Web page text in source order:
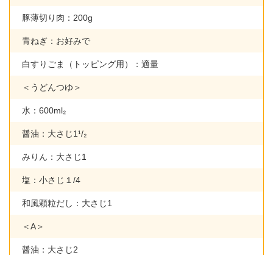
豚薄切り肉：200g
青ねぎ：お好みで
白すりごま（トッピング用）：適量
＜うどんつゆ＞
水：600ml₂
醤油：大さじ1¹/₂
みりん：大さじ1
塩：小さじ１/4
和風顆粒だし：大さじ1
＜A＞
醤油：大さじ2